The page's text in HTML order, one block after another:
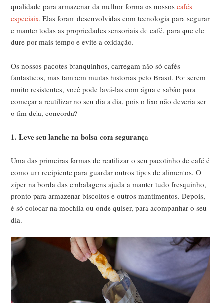
qualidade para armazenar da melhor forma os nossoscafés
especiais. Elas foram desenvolvidas com tecnologia para segurar
e manter todas as propriedades sensoriais do café, para que ele
dure por mais tempo e evite a oxidação.
Os nossos pacotes branquinhos, carregam não só cafés
fantásticos, mas também muitas histórias pelo Brasil. Por serem
muito resistentes, você pode lavá-las com água e sabão para
começar a reutilizar no seu dia a dia, pois o lixo não deveria ser
o fim dela, concorda?
1. Leve seu lanche na bolsa com segurança
Uma das primeiras formas de reutilizar o seu pacotinho de café é
como um recipiente para guardar outros tipos de alimentos. O
zíper na borda das embalagens ajuda a manter tudo fresquinho,
pronto para armazenar biscoitos e outros mantimentos. Depois,
é só colocar na mochila ou onde quiser, para acompanhar o seu
dia.